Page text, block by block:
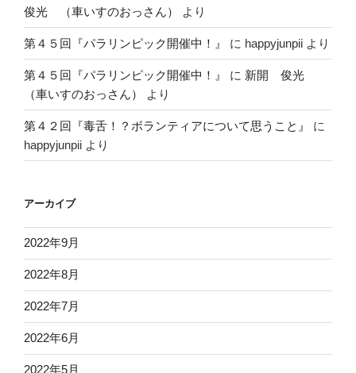
俊光 （車いすのおっさん）
より
第４５回『パラリンピック開催中！』 に happyjunpii より
第４５回『パラリンピック開催中！』 に 新開 俊光
（車いすのおっさん）
より
第４２回『毒舌！？ボランティアについて思うこと』
に
happyjunpii より
アーカイブ
2022年9月
2022年8月
2022年7月
2022年6月
2022年5月